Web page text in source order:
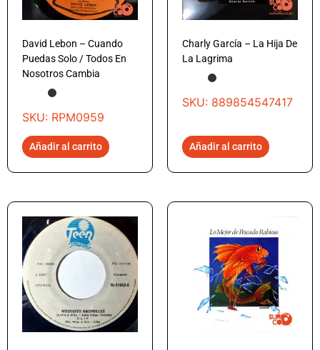
David Lebon – Cuando
Puedas Solo / Todos En
Nosotros Cambia
SKU: RPM0959
Añadir al carrito
Charly García – La Hija De
La Lagrima
SKU: 889854547417
Añadir al carrito